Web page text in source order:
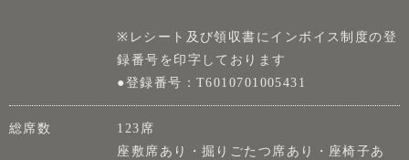
※レシート及び領収書にインボイス制度の登
録番号を印字しております
●登録番号：T6010701005431
総席数
123席
座敷席あり・掘りごたつ席あり・座椅子あ